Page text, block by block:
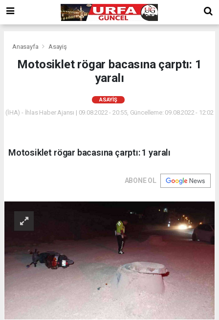
Anasayfa Asayiş
Motosiklet rögar bacasına çarptı: 1
yaralı
ASAYIŞ
(İHA) - İhlas Haber Ajansı | 09.08.2022 - 20:55, Güncelleme: 09.08.2022 - 12:02
Motosiklet rögar bacasına çarptı: 1 yaralı
ABONE OL